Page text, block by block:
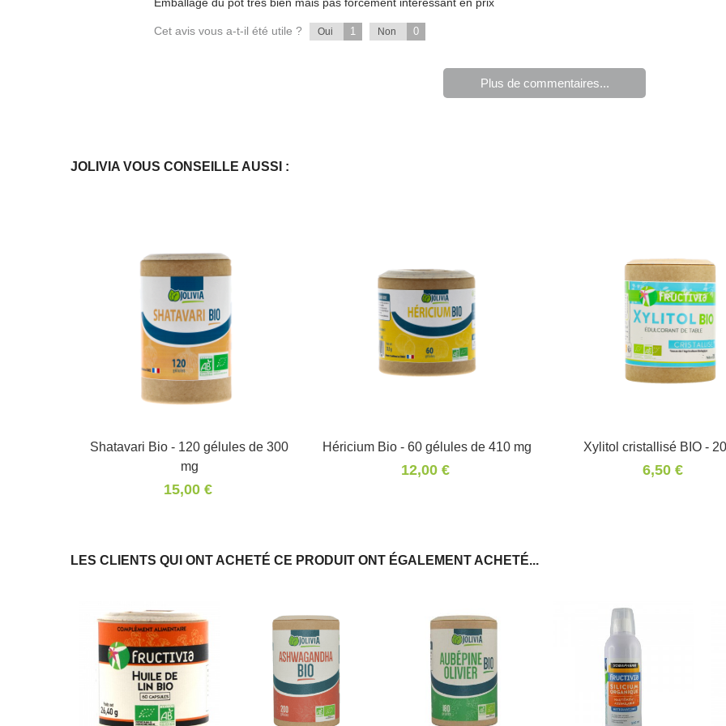
Cet avis vous a-t-il été utile ? Oui 1 Non 0
Plus de commentaires...
JOLIVIA VOUS CONSEILLE AUSSI :
Panier
Shatavari Bio - 120 gélules de 300
mg
15,00 €
Panier
Héricium Bio - 60 gélules de 410 mg
12,00 €
Panier
Xylitol cristallisé BIO -
6,50 €
LES CLIENTS QUI ONT ACHETÉ CE PRODUIT ONT ÉGALEMENT ACHETÉ...